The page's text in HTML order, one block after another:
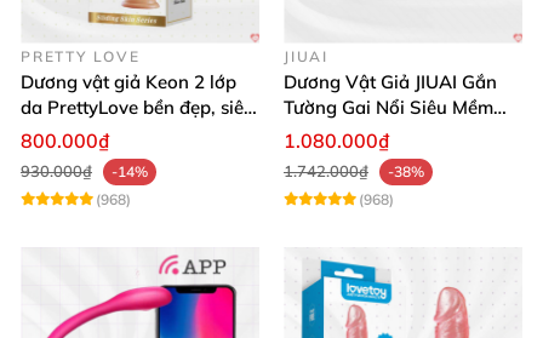
PRETTY LOVE
Dương vật giả Keon 2 lớp
da PrettyLove bền đẹp, siêu
mềm mại
800.000₫
930.000₫
-14%
(968)
JIUAI
Dương Vật Giả JIUAI Gắn
Tường Gai Nổi Siêu Mềm
Thoải Mái Mua Ngay
1.080.000₫
1.742.000₫
-38%
(968)